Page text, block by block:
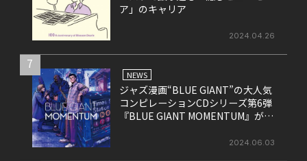
ア」のキャリア
2024.04.26
7
NEWS
ジャズ漫画“BLUE GIANT”の大人気
コンピレーションCDシリーズ第6弾
『BLUE GIANT MOMENTUM』が6
2024.06.03